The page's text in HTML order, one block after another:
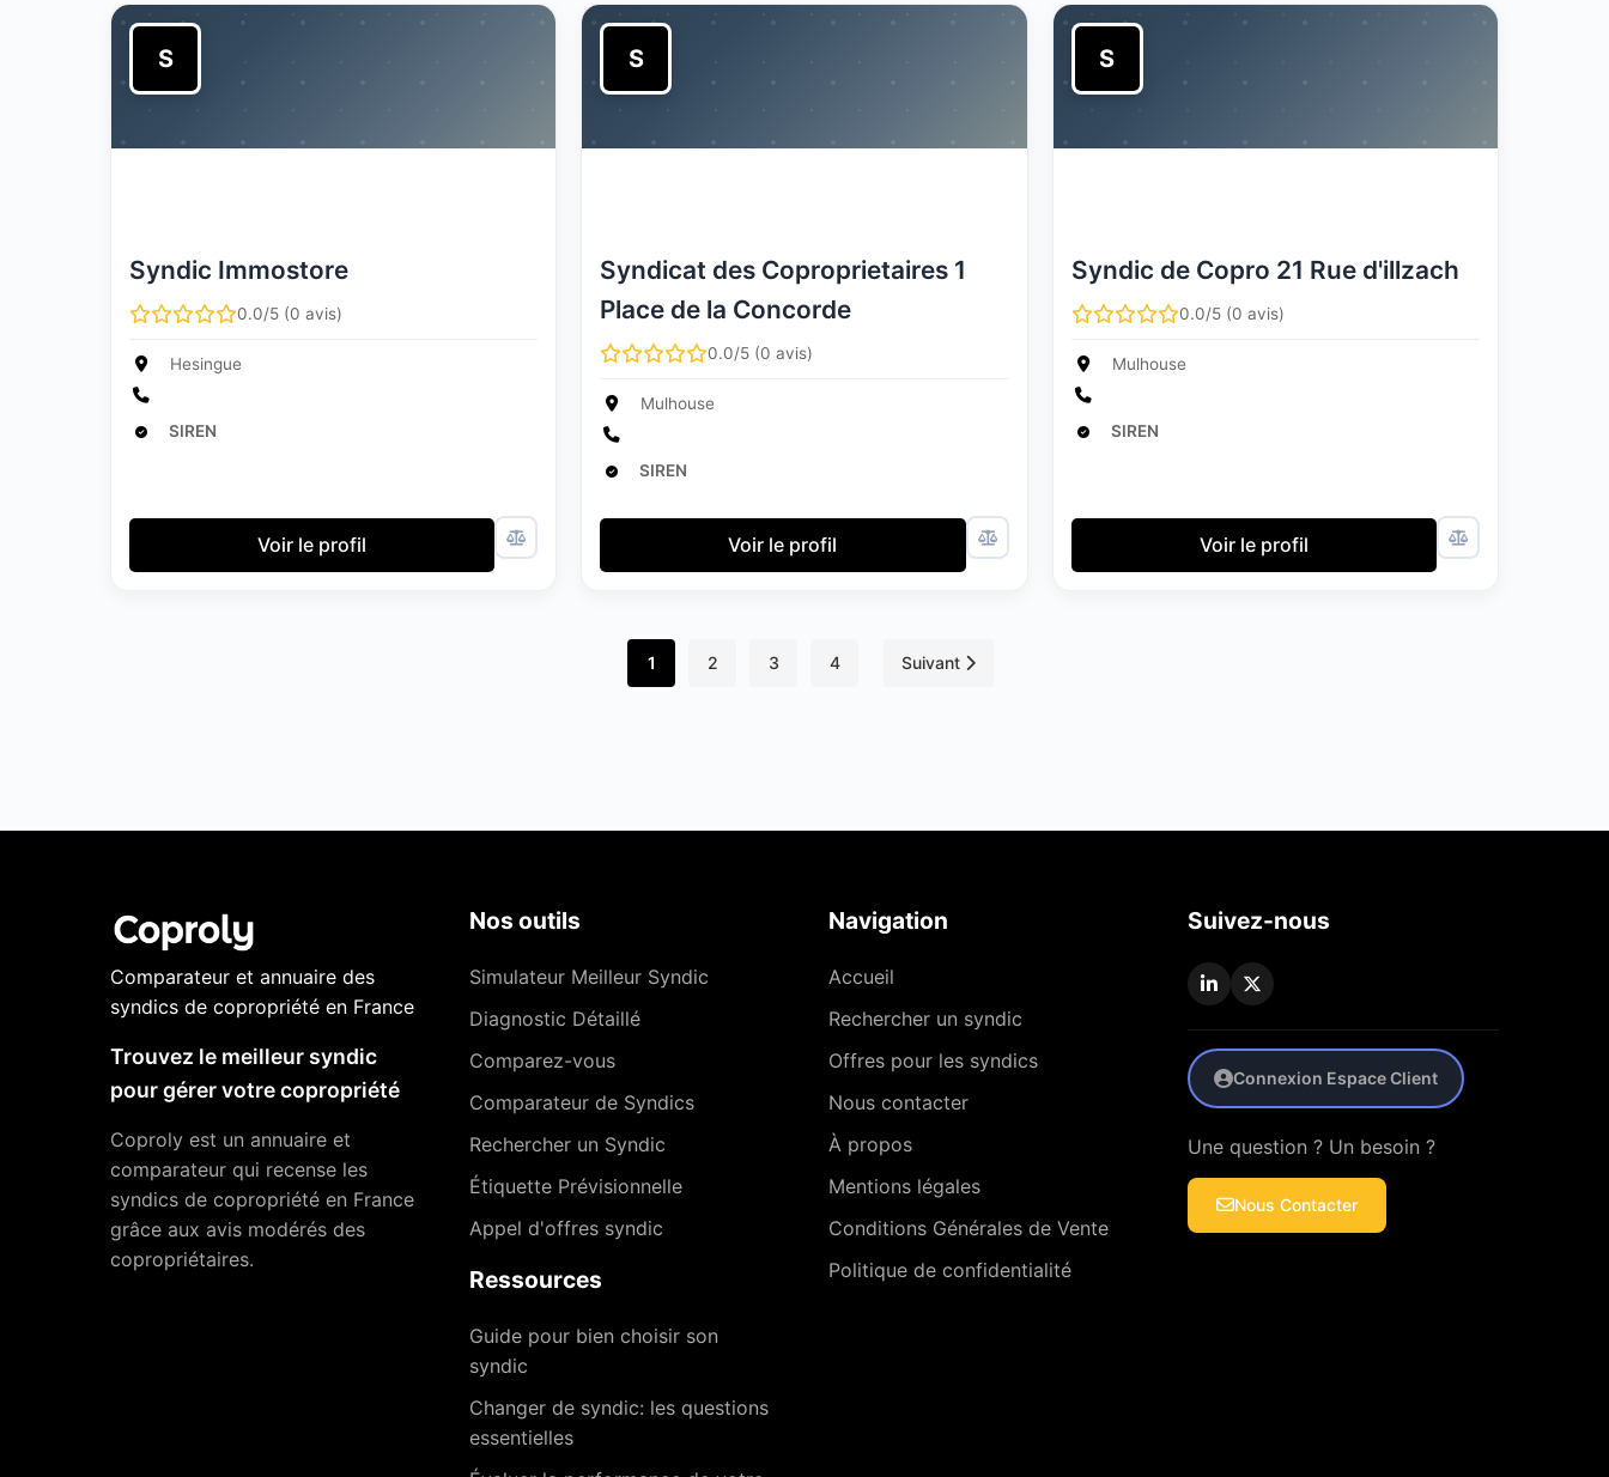
S
Syndic Immostore
0.0/5 (0 avis)
Hesingue
SIREN
Voir le profil
S
Syndicat des Coproprietaires 1
Place de la Concorde
0.0/5 (0 avis)
Mulhouse
SIREN
Voir le profil
S
Syndic de Copro 21 Rue d'illzach
0.0/5 (0 avis)
Mulhouse
SIREN
Voir le profil
1 2 3 4 Suivant
Comparateur et annuaire des
syndics de copropriété en France
Trouvez le meilleur syndic
pour gérer votre copropriété
Coproly est un annuaire et
comparateur qui recense les
syndics de copropriété en France
grâce aux avis modérés des
copropriétaires.
Nos outils
Simulateur Meilleur Syndic
Diagnostic Détaillé
Comparez-vous
Comparateur de Syndics
Rechercher un Syndic
Étiquette Prévisionnelle
Appel d'offres syndic
Ressources
Guide pour bien choisir son
syndic
Changer de syndic: les questions
essentielles
Navigation
Accueil
Rechercher un syndic
Offres pour les syndics
Nous contacter
À propos
Mentions légales
Conditions Générales de Vente
Politique de confidentialité
Suivez-nous
Connexion Espace Client
Une question ? Un besoin ?
Nous Contacter